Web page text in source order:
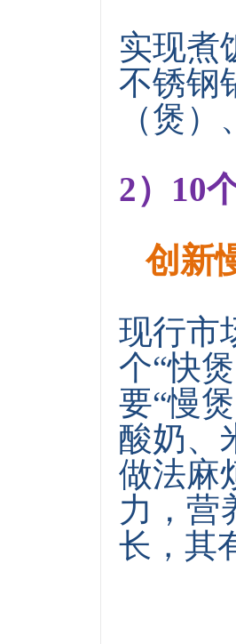
实现煮
不锈钢
（煲
2）10
创新
现行市
个“快
要“慢
酸奶、
做法麻
力，营
长，其